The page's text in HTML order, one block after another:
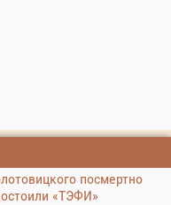
посмертно
«ТЭФИ»